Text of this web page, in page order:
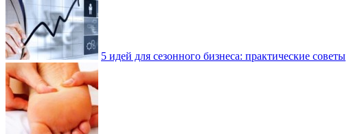
5 идей для сезонного бизнеса: практические советы